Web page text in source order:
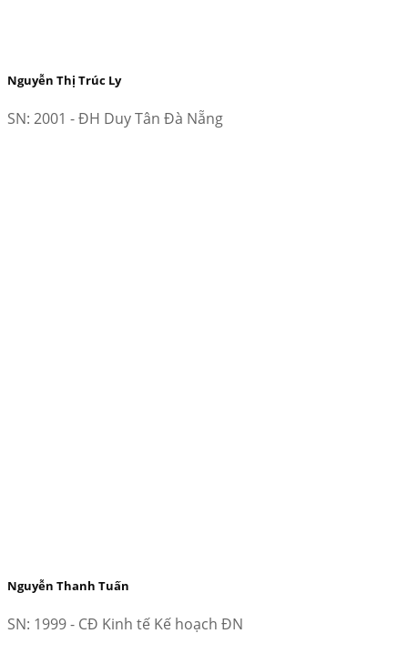
Nguyễn Thị Trúc Ly
SN: 2001 - ĐH Duy Tân Đà Nẵng
Nguyễn Thanh Tuấn
SN: 1999 - CĐ Kinh tế Kế hoạch ĐN